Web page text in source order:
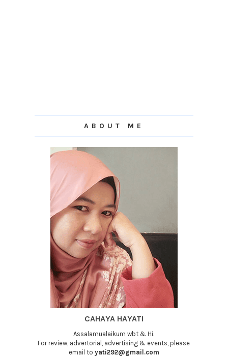
ABOUT ME
CAHAYA HAYATI
Assalamualaikum wbt & Hi.
For review, advertorial, advertising & events, please
email to yati292@gmail.com